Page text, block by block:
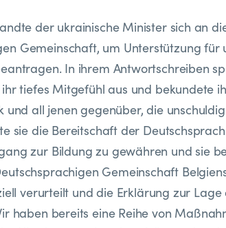
der ukrainische Minister sich an
Gemeinschaft, um Unterstützung für
In ihrem Antwortschreiben
tiefes Mitgefühl aus und bekundete
und all jenen gegenüber, die
sie die Bereitschaft der
zur Bildung zu gewähren und sie
Gemeinschaft
verurteilt und die Erklärung zur
haben bereits eine Reihe von